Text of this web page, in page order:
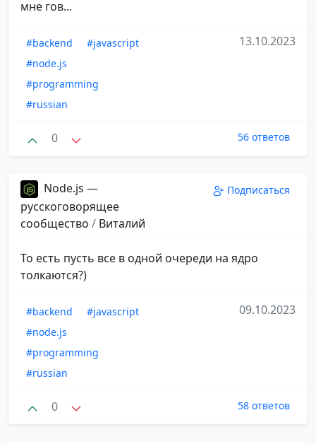
мне гов...
#backend
#javascript
#node.js
#programming
#russian
13.10.2023
0 56 ответов
Node.js —
русскоговорящее
сообщество / Виталий
Подписаться
То есть пусть все в одной очереди на ядро
толкаются?)
#backend
#javascript
#node.js
#programming
#russian
09.10.2023
0 58 ответов